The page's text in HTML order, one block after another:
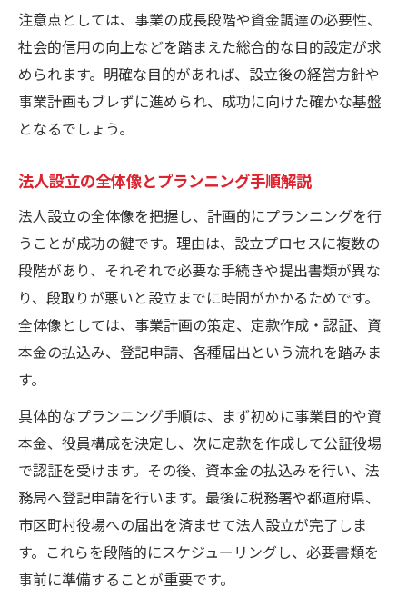
法人設立をスムーズに行うチェックポイン
ト
法人設立で避けたい手続きミスと防止策
注意点としては、事業の成長段階や資金調達の必要性、
社会的信用の向上などを踏まえた総合的な目的設定が求
められます。明確な目的があれば、設立後の経営方針や
事業計画もブレずに進められ、成功に向けた確かな基盤
となるでしょう。
法人設立の全体像とプランニング手順解説
法人設立の全体像を把握し、計画的にプランニングを行
うことが成功の鍵です。理由は、設立プロセスに複数の
段階があり、それぞれで必要な手続きや提出書類が異な
り、段取りが悪いと設立までに時間がかかるためです。
全体像としては、事業計画の策定、定款作成・認証、資
本金の払込み、登記申請、各種届出という流れを踏みま
す。
具体的なプランニング手順は、まず初めに事業目的や資
本金、役員構成を決定し、次に定款を作成して公証役場
で認証を受けます。その後、資本金の払込みを行い、法
務局へ登記申請を行います。最後に税務署や都道府県、
市区町村役場への届出を済ませて法人設立が完了しま
す。これらを段階的にスケジューリングし、必要書類を
事前に準備することが重要です。